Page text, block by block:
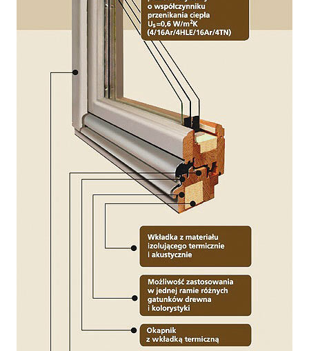
Okna z drewna i ich wymagania a budynek pasywny